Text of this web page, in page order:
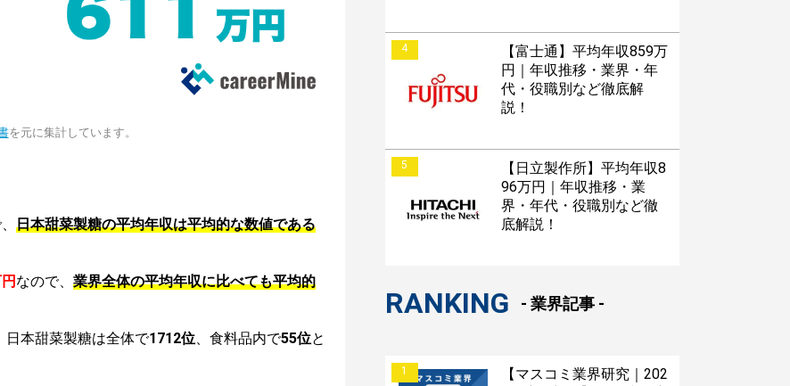
を元に集計しています。
日本甜菜製糖の平均年収は平均的な数値である
なので、 業界全体の平均年収に比べても平均的
本甜菜製糖は全体で1712位、食料品内で55位と
4
【富士通】平均年収859万
円｜年収推移・業界・年
代・役職別など徹底解
説！
5
【日立製作所】平均年収8
96万円｜年収推移・業
界・年代・役職別など徹
底解説！
RANKING - 業界記事 -
1
【マスコミ業界研究｜202